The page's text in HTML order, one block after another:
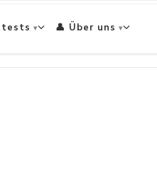
👤 Über uns